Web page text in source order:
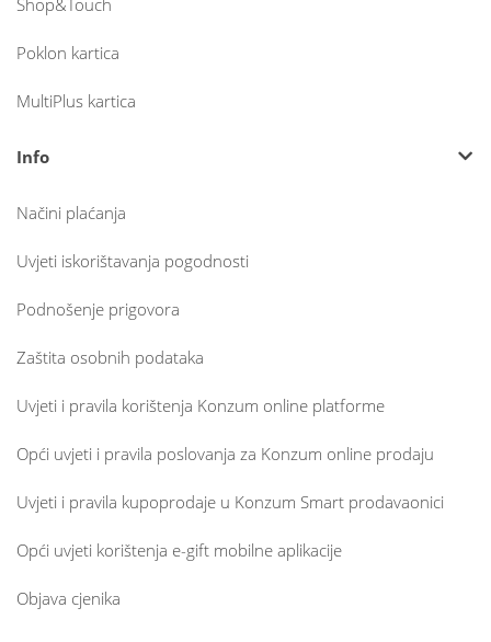
Shop&Touch
Poklon kartica
MultiPlus kartica
Info
Načini plaćanja
Uvjeti iskorištavanja pogodnosti
Podnošenje prigovora
Zaštita osobnih podataka
Uvjeti i pravila korištenja Konzum online platforme
Opći uvjeti i pravila poslovanja za Konzum online prodaju
Uvjeti i pravila kupoprodaje u Konzum Smart prodavaonici
Opći uvjeti korištenja e-gift mobilne aplikacije
Objava cjenika